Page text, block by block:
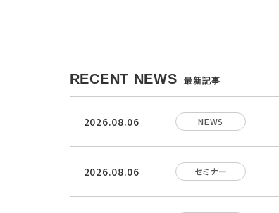
RECENT NEWS 最新記事
2026.08.06 NEWS
2026.08.06 セミナー